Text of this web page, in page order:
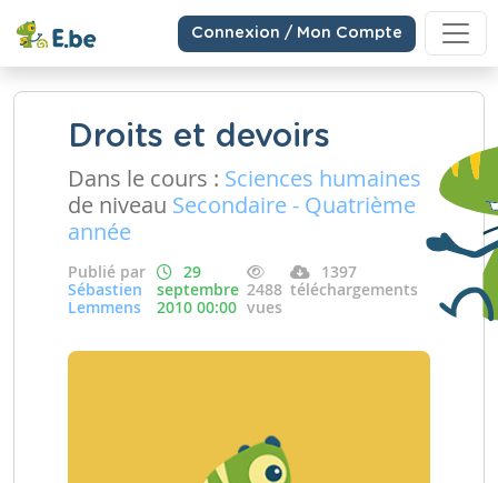
Connexion / Mon Compte
Droits et devoirs
Dans le cours : Sciences humaines
de niveau Secondaire - Quatrième
année
Publié par
Sébastien
Lemmens
29
septembre
2010 00:00
2488
vues
1397
téléchargements